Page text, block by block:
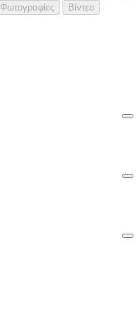
Φωτογραφίες
Βίντεο